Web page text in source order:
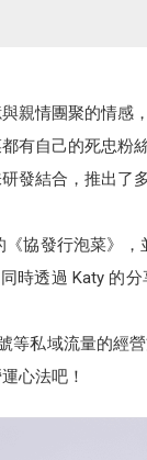
親情團聚的情
有自己的死忠粉
發結合，推出了
《協發行泡菜》
時透過 Katy 的
等私域流量的經
心法吧！